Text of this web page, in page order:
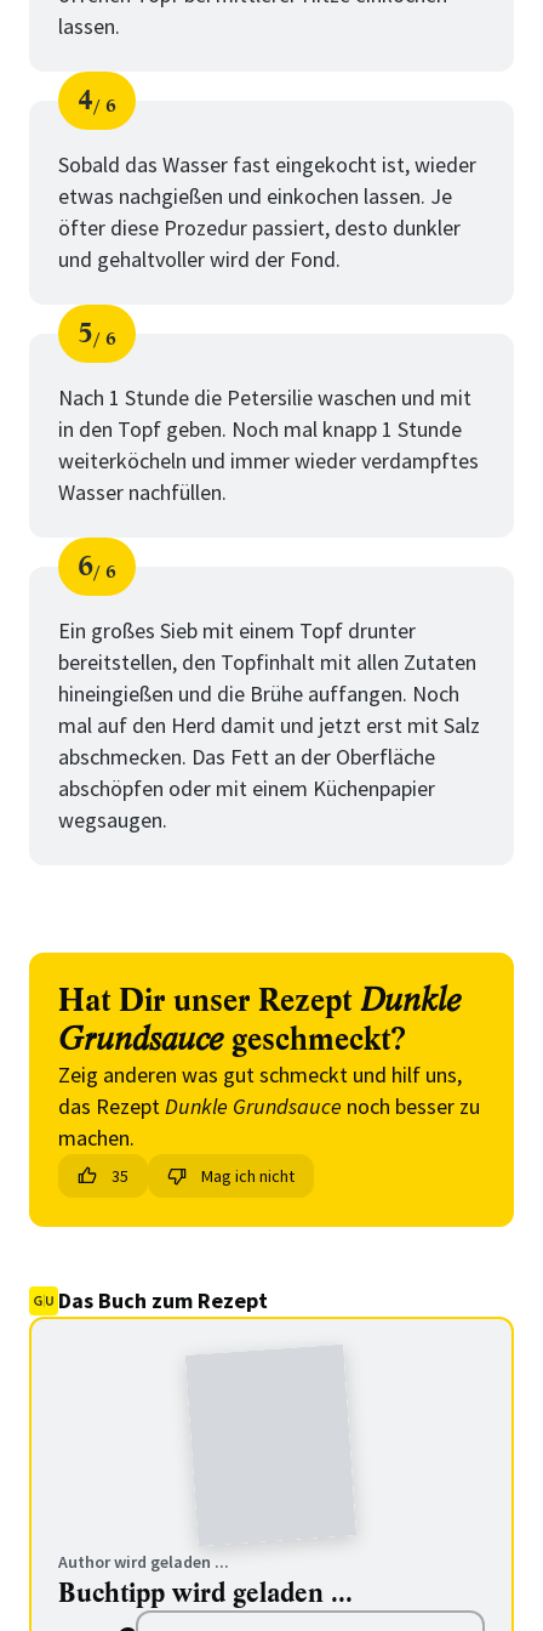
lassen.
Schritt
4
von
6
Sobald das Wasser fast eingekocht ist, wieder
etwas nachgießen und einkochen lassen. Je
öfter diese Prozedur passiert, desto dunkler
und gehaltvoller wird der Fond.
Schritt
5
von
6
Nach 1 Stunde die Petersilie waschen und mit
in den Topf geben. Noch mal knapp 1 Stunde
weiterköcheln und immer wieder verdampftes
Wasser nachfüllen.
Schritt
6
von
6
Ein großes Sieb mit einem Topf drunter
bereitstellen, den Topfinhalt mit allen Zutaten
hineingießen und die Brühe auffangen. Noch
mal auf den Herd damit und jetzt erst mit Salz
abschmecken. Das Fett an der Oberfläche
abschöpfen oder mit einem Küchenpapier
wegsaugen.
Hat Dir unser Rezept Dunkle
Grundsaucegeschmeckt?
Zeig anderen was gut schmeckt und hilf uns,
das RezeptDunkle Grundsauce noch besser zu
machen.
35 Mag ich nicht
Das Buch zum Rezept
Author wird geladen ...
Buchtipp wird geladen ...